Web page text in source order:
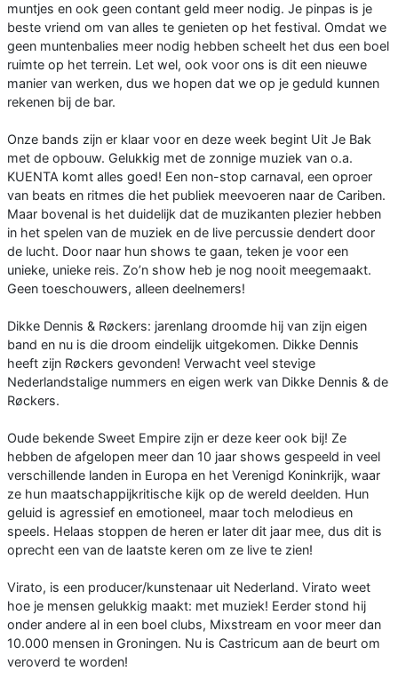
muntjes en ook geen contant geld meer nodig. Je pinpas is je
beste vriend om van alles te genieten op het festival. Omdat we
geen muntenbalies meer nodig hebben scheelt het dus een boel
ruimte op het terrein. Let wel, ook voor ons is dit een nieuwe
manier van werken, dus we hopen dat we op je geduld kunnen
rekenen bij de bar.
Onze bands zijn er klaar voor en deze week begint Uit Je Bak
met de opbouw. Gelukkig met de zonnige muziek van o.a.
KUENTA komt alles goed! Een non-stop carnaval, een oproer
van beats en ritmes die het publiek meevoeren naar de Cariben.
Maar bovenal is het duidelijk dat de muzikanten plezier hebben
in het spelen van de muziek en de live percussie dendert door
de lucht. Door naar hun shows te gaan, teken je voor een
unieke, unieke reis. Zo’n show heb je nog nooit meegemaakt.
Geen toeschouwers, alleen deelnemers!
Dikke Dennis & Røckers: jarenlang droomde hij van zijn eigen
band en nu is die droom eindelijk uitgekomen. Dikke Dennis
heeft zijn Røckers gevonden! Verwacht veel stevige
Nederlandstalige nummers en eigen werk van Dikke Dennis & de
Røckers.
Oude bekende Sweet Empire zijn er deze keer ook bij! Ze
hebben de afgelopen meer dan 10 jaar shows gespeeld in veel
verschillende landen in Europa en het Verenigd Koninkrijk, waar
ze hun maatschappijkritische kijk op de wereld deelden. Hun
geluid is agressief en emotioneel, maar toch melodieus en
speels. Helaas stoppen de heren er later dit jaar mee, dus dit is
oprecht een van de laatste keren om ze live te zien!
Virato, is een producer/kunstenaar uit Nederland. Virato weet
hoe je mensen gelukkig maakt: met muziek! Eerder stond hij
onder andere al in een boel clubs, Mixstream en voor meer dan
10.000 mensen in Groningen. Nu is Castricum aan de beurt om
veroverd te worden!